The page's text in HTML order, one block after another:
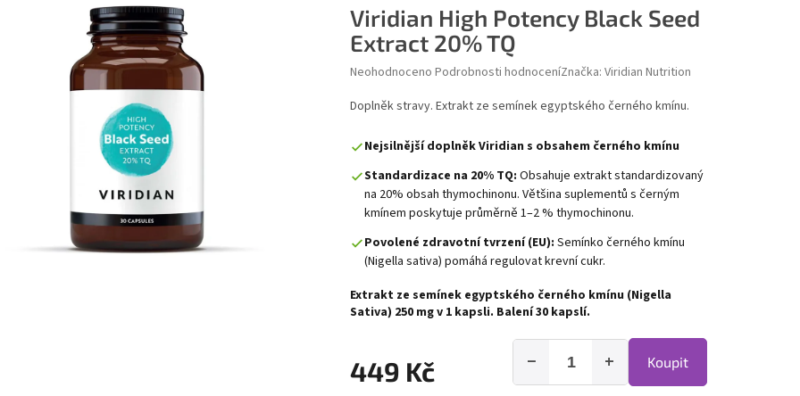
Viridian High Potency Black Seed
Extract 20% TQ
Průměrné hodnocení produktu je 0,0 z 5 hvězdiček.
Neohodnoceno Podrobnosti hodnoceníZnačka: Viridian Nutrition
Doplněk stravy. Extrakt ze semínek egyptského černého kmínu.
Nejsilnější doplněk Viridian s obsahem černého kmínu
Standardizace na 20% TQ: Obsahuje extrakt standardizovaný
na 20% obsah thymochinonu. Většina suplementů s černým
kmínem poskytuje průměrně 1–2 % thymochinonu.
Povolené zdravotní tvrzení (EU): Semínko černého kmínu
(Nigella sativa) pomáhá regulovat krevní cukr.
Extrakt ze semínek egyptského černého kmínu (Nigella
Sativa) 250 mg v 1 kapsli. Balení 30 kapslí.
449 Kč +
− Koupit